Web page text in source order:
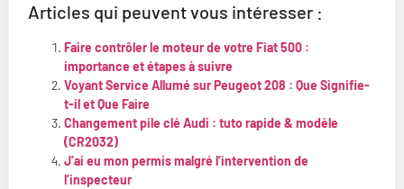
Articles qui peuvent vous intéresser :
Faire contrôler le moteur de votre Fiat 500 :
importance et étapes à suivre
Voyant Service Allumé sur Peugeot 208 : Que Signifie-
t-il et Que Faire
Changement pile clé Audi : tuto rapide & modèle
(CR2032)
J’ai eu mon permis malgré l’intervention de
l’inspecteur